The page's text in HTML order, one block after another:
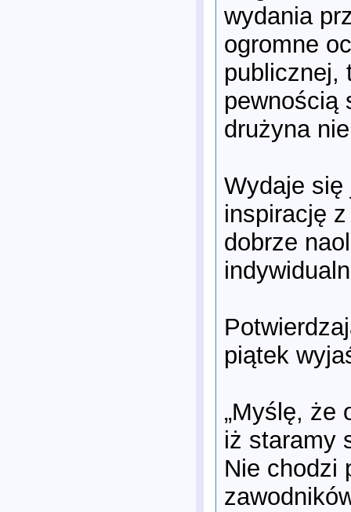
wydania
ogromne
publicznej,
pewnością
drużyna
Wydaje się
inspirację
dobrze
piątek
„Myślę, że
iż staramy
Nie chodzi